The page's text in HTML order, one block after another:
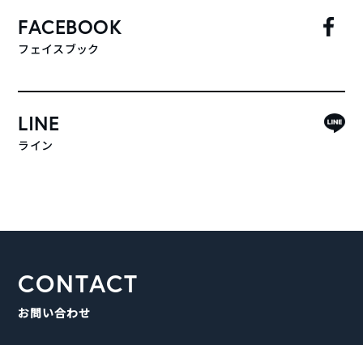
FACEBOOK
フェイスブック
LINE
ライン
CONTACT
お問い合わせ